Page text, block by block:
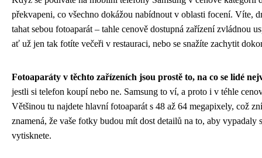
překvapeni, co všechno dokážou nabídnout v oblasti focení. Víte,
tahat sebou fotoaparát – tahle cenově dostupná zařízení zvládnou
ať už jen tak fotíte večeři v restauraci, nebo se snažíte zachytit
Fotoaparáty v těchto zařízeních jsou prostě to, na co se lidé
jestli si telefon koupí nebo ne. Samsung to ví, a proto i v téhle
Většinou tu najdete hlavní fotoaparát s 48 až 64 megapixely, což
znamená, že vaše fotky budou mít dost detailů na to, aby vypadaly
vytisknete.